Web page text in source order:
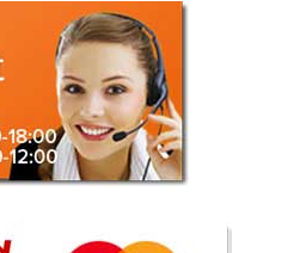
– Helen crem Va prezentam canapeaua
tapiterie crem, un model superb, o oferta
vanzari canapele extensibile elegante.
3.113 Lei